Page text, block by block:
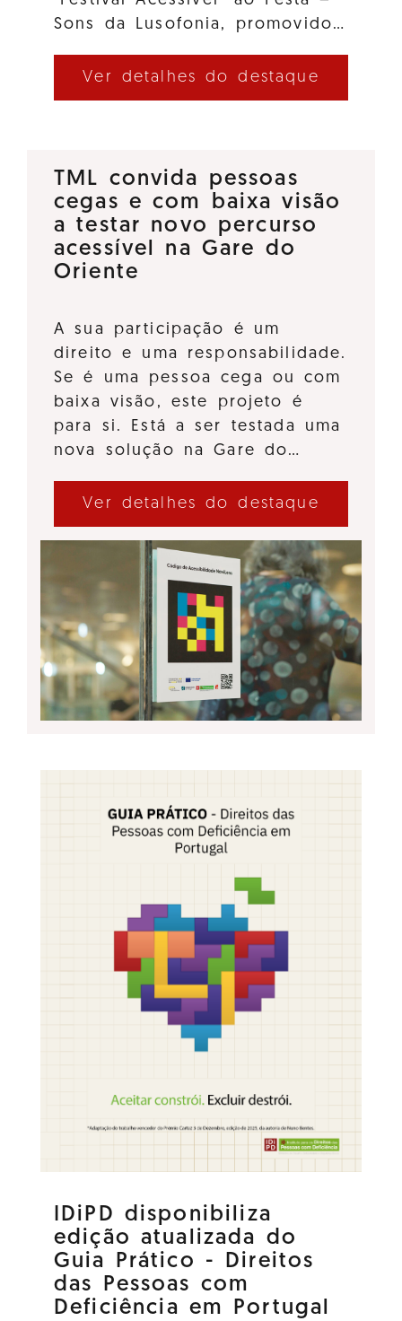
Sons da Lusofonia, promovido…
Ver detalhes do destaque
TML convida pessoas
cegas e com baixa visão
a testar novo percurso
acessível na Gare do
Oriente
A sua participação é um
direito e uma responsabilidade.
Se é uma pessoa cega ou com
baixa visão, este projeto é
para si. Está a ser testada uma
nova solução na Gare do…
Ver detalhes do destaque
IDiPD disponibiliza
edição atualizada do
Guia Prático - Direitos
das Pessoas com
Deficiência em Portugal